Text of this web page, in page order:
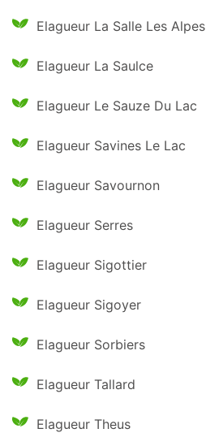
Elagueur La Salle Les Alpes
Elagueur La Saulce
Elagueur Le Sauze Du Lac
Elagueur Savines Le Lac
Elagueur Savournon
Elagueur Serres
Elagueur Sigottier
Elagueur Sigoyer
Elagueur Sorbiers
Elagueur Tallard
Elagueur Theus